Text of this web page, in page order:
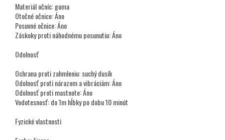
Materiál očníc: guma
Otočné očnice: Áno
Posuvné očnice: Áno
Záskoky proti náhodnému posunutiu: Áno
Odolnosť
Ochrana proti zahmleniu: suchý dusík
Odolnosť proti nárazom a vibráciám: Áno
Odolnosť proti mastnote: Áno
Vodotesnosť: do 1m hĺbky po dobu 10 minút
Fyzické vlastnosti